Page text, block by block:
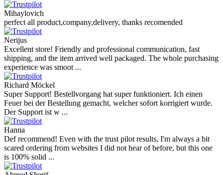
Mihaylovich
perfect all product,company,delivery, thanks recomended
Nerijus
Excellent store! Friendly and professional communication, fast
shipping, and the item arrived well packaged. The whole purchasing
experience was smoot ...
Richard Möckel
Super Support! Bestellvorgang hat super funktioniert. Ich einen
Feuer bei der Bestellung gemacht, welcher sofort korrigiert wurde.
Der Support ist w ...
Hanna
Def recommend! Even with the trust pilot results, I'm always a bit
scared ordering from websites I did not hear of before, but this one
is 100% solid ...